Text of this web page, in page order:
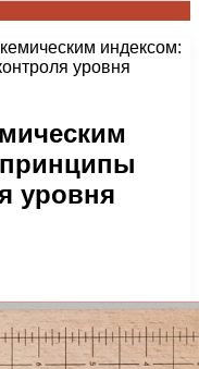
индексом:
уровня
уровня